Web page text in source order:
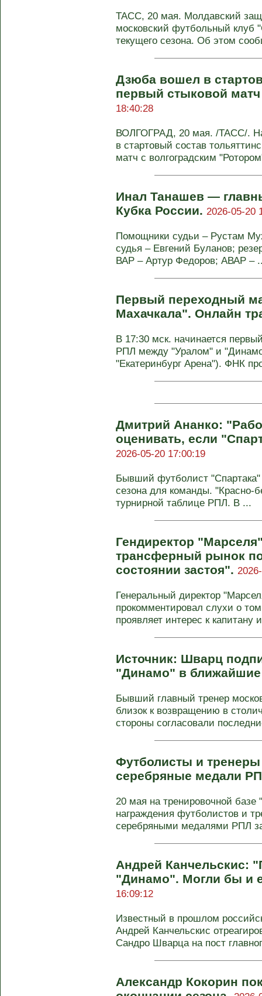
ТАСС, 20 мая. Молдавский
московский футбольный клуб
текущего сезона. Об этом
Дзюба вошел в
первый стыковой
18:40:28
ВОЛГОГРАД, 20 мая. /ТАСС/.
в стартовый состав
матч с волгоградским
Инал Танашев —
Кубка России. 2026-05-20
Помощники судьи – Рустам
судья – Евгений Буланов;
ВАР – Артур Федоров; АВАР –
Первый переходный
Махачкала". Онлайн
В 17:30 мск. начинается
РПЛ между "Уралом" и
"Екатеринбург Арена"). ФНК
Дмитрий Ананко:
оценивать, если
2026-05-20 17:00:19
Бывший футболист
сезона для команды. "Красно-
турнирной таблице РПЛ. В ...
Гендиректор
трансферный рынок
состоянии застоя".
Генеральный директор
прокомментировал слухи о
проявляет интерес к капитану
Источник: Шварц
"Динамо" в
Бывший главный тренер
близок к возвращению в
стороны согласовали
Футболисты и
серебряные медали
20 мая на тренировочной базе
награждения футболистов и
серебряными медалями РПЛ
Андрей Канчельскис:
"Динамо". Могли бы и
16:09:12
Известный в прошлом
Андрей Канчельскис
Сандро Шварца на пост
Александр Кокорин